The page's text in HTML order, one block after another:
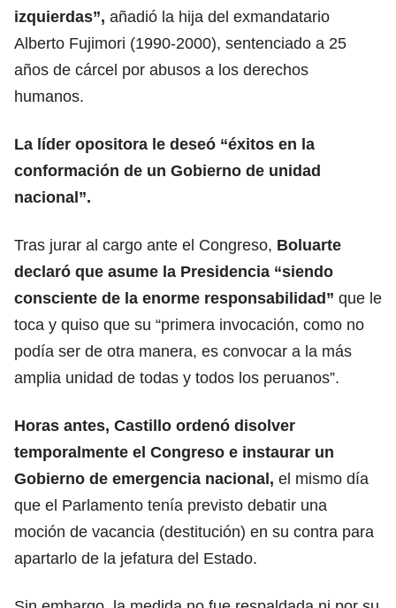
izquierdas”, añadió la hija del exmandatario
Alberto Fujimori (1990-2000), sentenciado a 25
años de cárcel por abusos a los derechos
humanos.
La líder opositora le deseó “éxitos en la
conformación de un Gobierno de unidad
nacional”.
Tras jurar al cargo ante el Congreso, Boluarte
declaró que asume la Presidencia “siendo
consciente de la enorme responsabilidad” que le
toca y quiso que su “primera invocación, como no
podía ser de otra manera, es convocar a la más
amplia unidad de todas y todos los peruanos”.
Horas antes, Castillo ordenó disolver
temporalmente el Congreso e instaurar un
Gobierno de emergencia nacional, el mismo día
que el Parlamento tenía previsto debatir una
moción de vacancia (destitución) en su contra para
apartarlo de la jefatura del Estado.